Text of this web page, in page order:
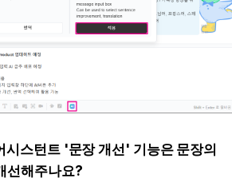
시스턴트 '문장 개선' 기능은 문장의
선해주나요?